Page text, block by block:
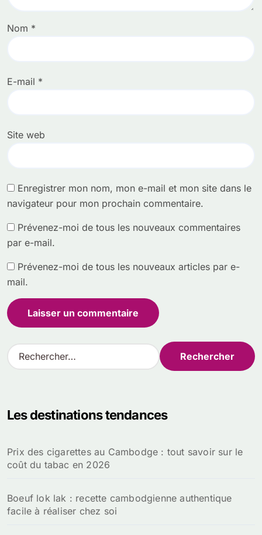
Nom *
E-mail *
Site web
Enregistrer mon nom, mon e-mail et mon site dans le
navigateur pour mon prochain commentaire.
Prévenez-moi de tous les nouveaux commentaires
par e-mail.
Prévenez-moi de tous les nouveaux articles par e-
mail.
R
e
r
e
r
Les destinations tendances
Prix des cigarettes au Cambodge : tout savoir sur le
coût du tabac en 2026
Boeuf lok lak : recette cambodgienne authentique
facile à réaliser chez soi